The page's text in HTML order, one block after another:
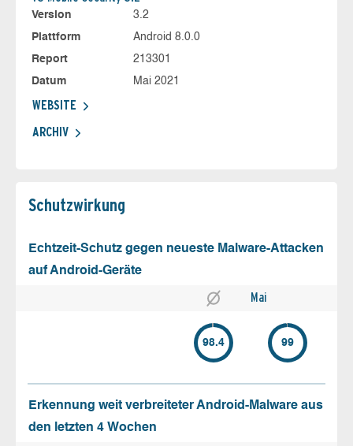
Version
3.2
Plattform
Android 8.0.0
Report
213301
Datum
Mai 2021
WEBSITE
ARCHIV
Schutz­wirkung
Echtzeit-Schutz gegen neueste Malware-Attacken
auf Android-Geräte
Mai
98.4 99
Erkennung weit verbreiteter Android-Malware aus
den letzten 4 Wochen